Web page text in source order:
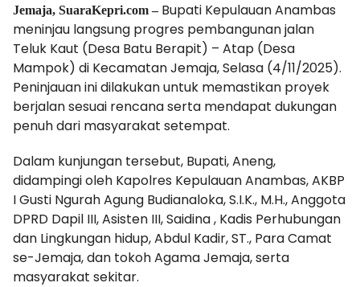
Jemaja, SuaraKepri.com –Bupati Kepulauan Anambas
meninjau langsung progres pembangunan jalan
Teluk Kaut (Desa Batu Berapit) – Atap (Desa
Mampok) di Kecamatan Jemaja, Selasa (4/11/2025).
Peninjauan ini dilakukan untuk memastikan proyek
berjalan sesuai rencana serta mendapat dukungan
penuh dari masyarakat setempat.
Dalam kunjungan tersebut, Bupati, Aneng,
didampingi oleh Kapolres Kepulauan Anambas, AKBP
I Gusti Ngurah Agung Budianaloka, S.I.K., M.H., Anggota
DPRD Dapil III, Asisten III, Saidina , Kadis Perhubungan
dan Lingkungan hidup, Abdul Kadir, ST., Para Camat
se-Jemaja, dan tokoh Agama Jemaja, serta
masyarakat sekitar.